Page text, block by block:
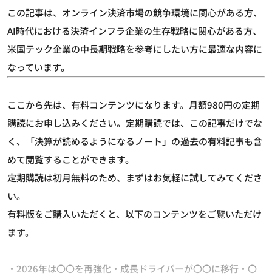
この記事は、オンライン決済市場の競争環境に関心がある方、
AI時代における決済インフラ企業の生存戦略に関心がある方、
米国テック企業の中長期戦略を参考にしたい方に最適な内容に
なっています。
ここから先は、有料コンテンツになります。月額980円の定期
購読にお申し込みください。定期購読では、この記事だけでな
く、「決算が読めるようになるノート」の過去の有料記事も含
めて閲覧することができます。
定期購読は初月無料のため、まずはお気軽に試してみてくださ
い。
有料版をご購入いただくと、以下のコンテンツをご覧いただけ
ます。
・2026年は〇〇を再強化・成長ドライバーが〇〇に移行・〇